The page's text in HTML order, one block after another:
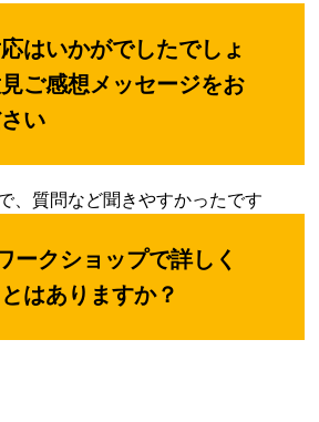
はいかがでしたでしょ
ご感想メッセージをお
い
、質問など聞きやすかったです
ークショップで詳しく
はありますか？